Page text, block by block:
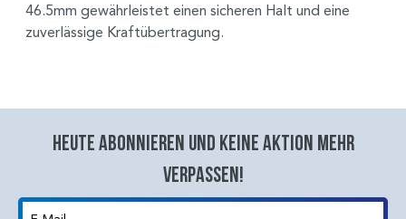
46.5mm gewährleistet einen sicheren Halt und eine
zuverlässige Kraftübertragung.
Heute abonnieren und keine aktion mehr
verpassen!